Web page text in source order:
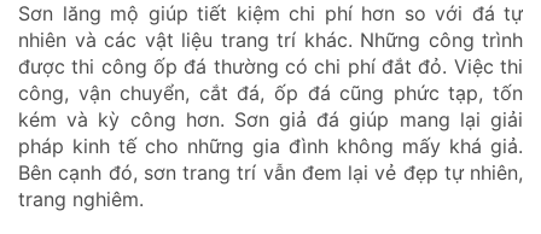
Sơn lăng mộ giúp tiết kiệm chi phí hơn so với đá tự
nhiên và các vật liệu trang trí khác. Những công trình
được thi công ốp đá thường có chi phí đắt đỏ. Việc thi
công, vận chuyển, cắt đá, ốp đá cũng phức tạp, tốn
kém và kỳ công hơn. Sơn giả đá giúp mang lại giải
pháp kinh tế cho những gia đình không mấy khá giả.
Bên cạnh đó, sơn trang trí vẫn đem lại vẻ đẹp tự nhiên,
trang nghiêm.